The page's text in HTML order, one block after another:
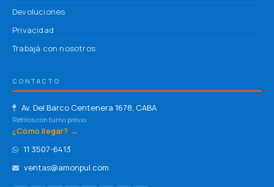
Devoluciones
Privacidad
Trabajá con nosotros
CONTACTO
Av. Del Barco Centenera 1678, CABA
Retiros con turno previo
¿Cómo llegar? →
11 3507-6413
ventas@amonpul.com